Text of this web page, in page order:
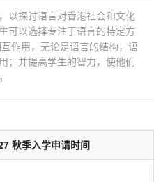
以探讨语言对香港社会和文化
可以选择专注于语言的特定方
作用，无论是语言的结构，语
；并提高学生的智力，使他们
秋季入学申请时间